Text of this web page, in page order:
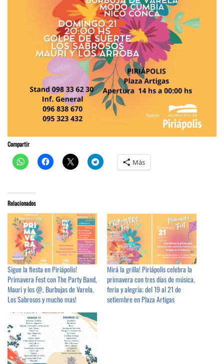
Compartir
Más
Relacionados
Sigue la fiesta en Piriápolis!
Primavera Fest con The Party Band,
Mauri y los @, Burbujas de Varela,
Los Sabrosos y mucho mas!
Mirá la grilla! Piriápolis celebra la
primavera con tres días de música,
feria y alegría; del 19 al 21 de
setiembre en Plaza Artigas